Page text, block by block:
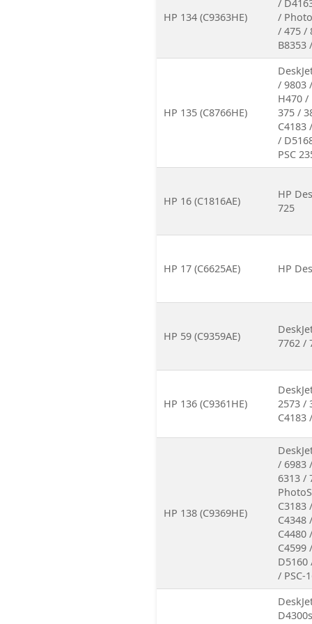
HP 134 (C9363HE)
/
/
/ 475 /
B8353
HP 135 (C8766HE)
/ 9803
H470 /
375 /
C4183
/
PSC
HP 16 (C1816AE)
HP
725
HP 17 (C6625AE) HP
HP 59 (C9359AE)
7762 /
HP 136 (C9361HE)
2573 /
C4183
HP 138 (C9369HE)
/ 6983
6313 /
C3183
C4348
C4480
C4599
D5160
/ PSC-